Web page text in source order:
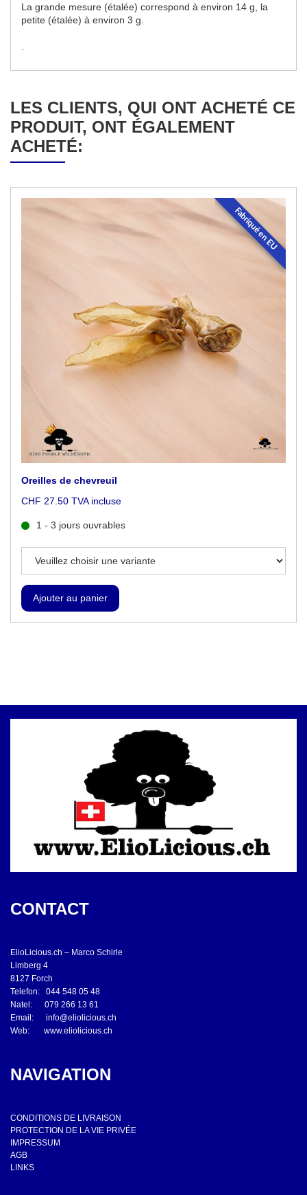
La grande mesure (étalée) correspond à environ 14 g, la
petite (étalée) à environ 3 g.
.
LES CLIENTS, QUI ONT ACHETÉ CE
PRODUIT, ONT ÉGALEMENT
ACHETÉ:
Fabriqué en EU
Oreilles de chevreuil
CHF 27.50 TVA incluse
1 - 3 jours ouvrables
CONTACT
ElioLicious.ch – Marco Schirle
Limberg 4
8127 Forch
Telefon: 044 548 05 48
Natel: 079 266 13 61
Email: info@eliolicious.ch
Web: www.eliolicious.ch
NAVIGATION
CONDITIONS DE LIVRAISON
PROTECTION DE LA VIE PRIVÉE
IMPRESSUM
AGB
LINKS